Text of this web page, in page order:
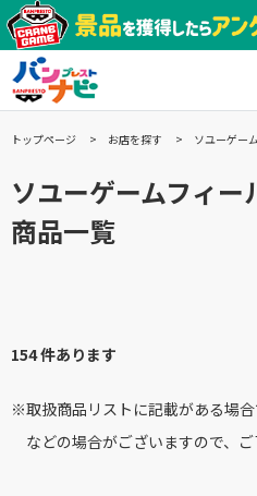
トップページ お店を探す ソユーゲー
ソユーゲームフィ
商品一覧
154 件あります
※取扱商品リストに記載がある場
などの場合がございますので、ご